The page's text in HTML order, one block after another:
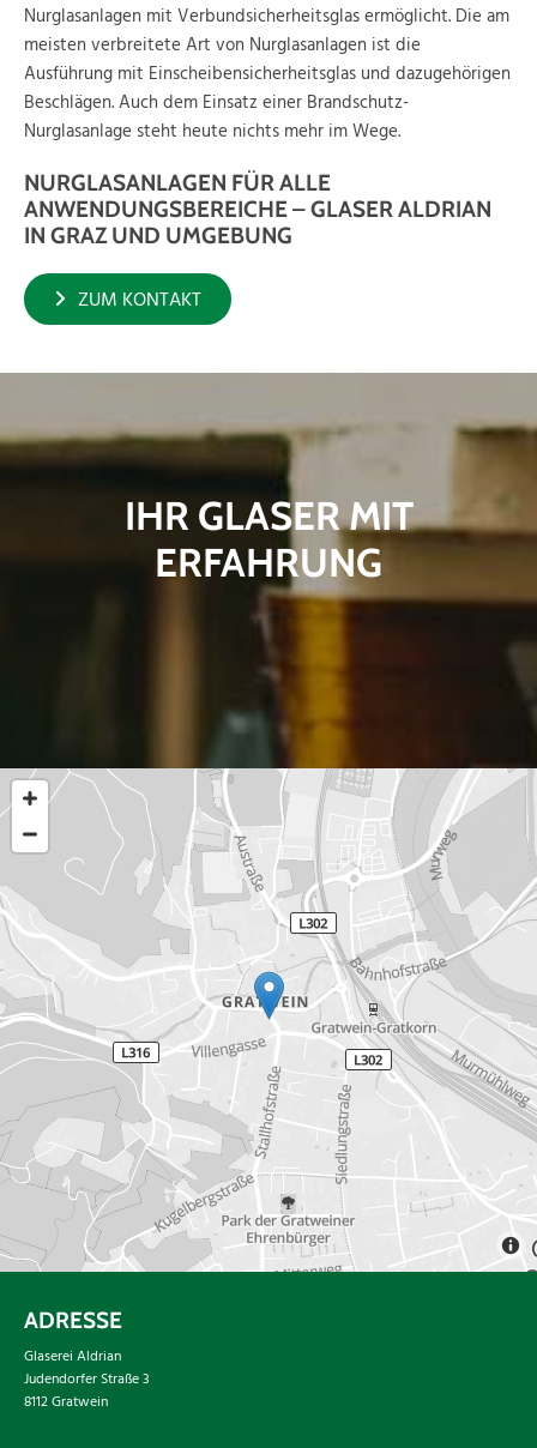
Nurglasanlagen mit Verbundsicherheitsglas ermöglicht. Die am
meisten verbreitete Art von Nurglasanlagen ist die
Ausführung mit Einscheibensicherheitsglas und dazugehörigen
Beschlägen. Auch dem Einsatz einer Brandschutz-
Nurglasanlage steht heute nichts mehr im Wege.
NURGLASANLAGEN FÜR ALLE
ANWENDUNGSBEREICHE – GLASER ALDRIAN
IN GRAZ UND UMGEBUNG
ZUM KONTAKT
IHR GLASER MIT
ERFAHRUNG
ADRESSE
Glaserei Aldrian
Judendorfer Straße 3
8112 Gratwein